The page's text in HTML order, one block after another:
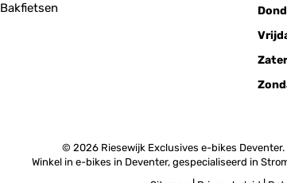
Bakfietsen
© 2026 Riesewijk Exclusives e-bikes
Winkel in e-bikes in Deventer, gespecialiseerd in